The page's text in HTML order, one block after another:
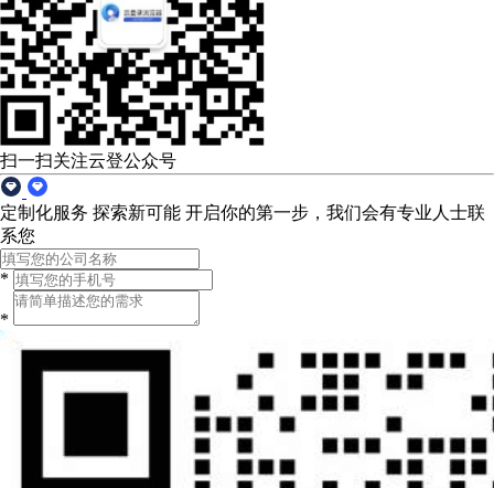
扫一扫关注云登公众号
定制化服务 探索新可能 开启你的第一步，我们会有专业人士联
系您
*
*